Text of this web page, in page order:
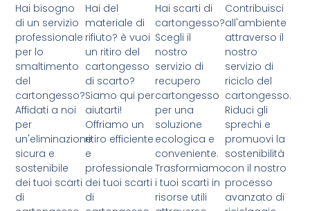
Hai bisogno
di un servizio
professionale
per lo
smaltimento
del
cartongesso?
Affidati a noi
per
un'eliminazione
sicura e
sostenibile
dei tuoi scarti
di
Hai del
materiale di
rifiuto? è vuoi
un ritiro del
cartongesso
di scarto?
Siamo qui per
aiutarti!
Offriamo un
ritiro efficiente
e
professionale
dei tuoi scarti
di
Hai scarti di
cartongesso?
Scegli il
nostro
servizio di
recupero
cartongesso
per una
soluzione
ecologica e
conveniente.
Trasformiamo
i tuoi scarti in
risorse utili
Contribuisci
all'ambiente
attraverso il
nostro
servizio di
riciclo del
cartongesso.
Riduci gli
sprechi e
promuovi la
sostenibilità
con il nostro
processo
avanzato di